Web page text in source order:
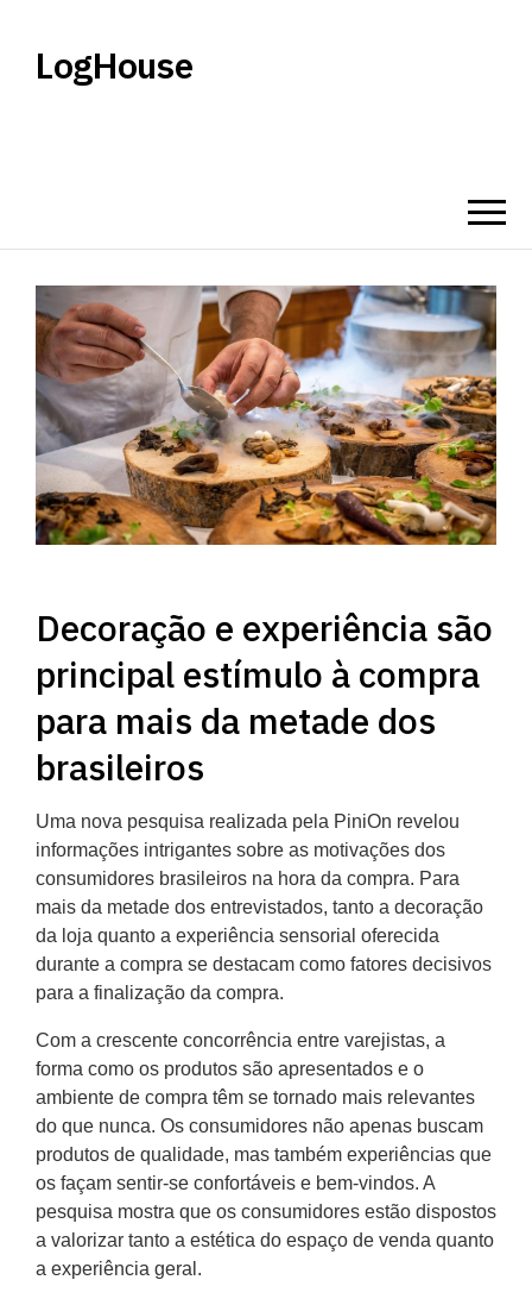
LogHouse
Decoração e experiência são
principal estímulo à compra
para mais da metade dos
brasileiros
Uma nova pesquisa realizada pela PiniOn revelou
informações intrigantes sobre as motivações dos
consumidores brasileiros na hora da compra. Para
mais da metade dos entrevistados, tanto a decoração
da loja quanto a experiência sensorial oferecida
durante a compra se destacam como fatores decisivos
para a finalização da compra.
Com a crescente concorrência entre varejistas, a
forma como os produtos são apresentados e o
ambiente de compra têm se tornado mais relevantes
do que nunca. Os consumidores não apenas buscam
produtos de qualidade, mas também experiências que
os façam sentir-se confortáveis e bem-vindos. A
pesquisa mostra que os consumidores estão dispostos
a valorizar tanto a estética do espaço de venda quanto
a experiência geral.